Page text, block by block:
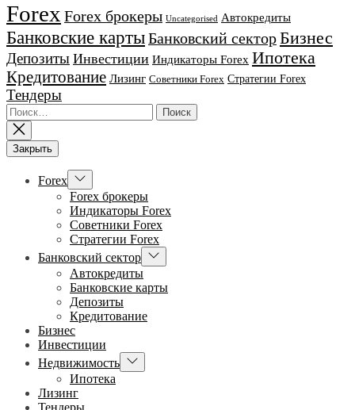
Forex Forex брокеры Uncategorised Автокредиты
Банковские картыБанковский секторБизнес
Депозиты Инвестиции Индикаторы Forex Ипотека
Кредитование Лизинг Советники Forex Стратегии Forex
Тендеры
Найти:
Закрыть
Forex Показывать
подменю
Forex брокеры
Индикаторы Forex
Советники Forex
Стратегии Forex
Банковский сектор Показывать
подменю
Автокредиты
Банковские карты
Депозиты
Кредитование
Бизнес
Инвестиции
Недвижимость Показывать
подменю
Ипотека
Лизинг